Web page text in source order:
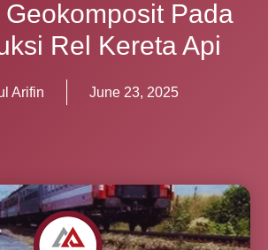
Pada
Rel Kereta Api
Arifin June 23, 2025